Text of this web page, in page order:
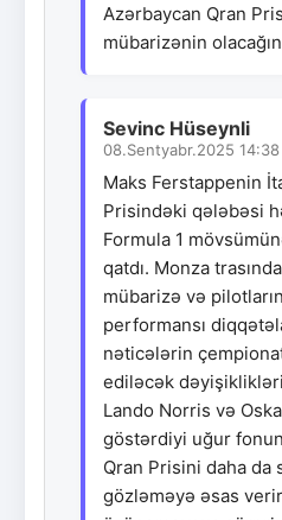
Azərbaycan Qran
mübarizənin
Sevinc Hüseynli
08.Sentyabr.2025 14:38
Maks Ferstappenin
Prisindəki qələbəsi
Formula 1
qatdı. Monza
mübarizə və
performansı
nəticələrin
ediləcək
Lando Norris və
göstərdiyi uğur
Qran Prisini daha da
gözləməyə əsas